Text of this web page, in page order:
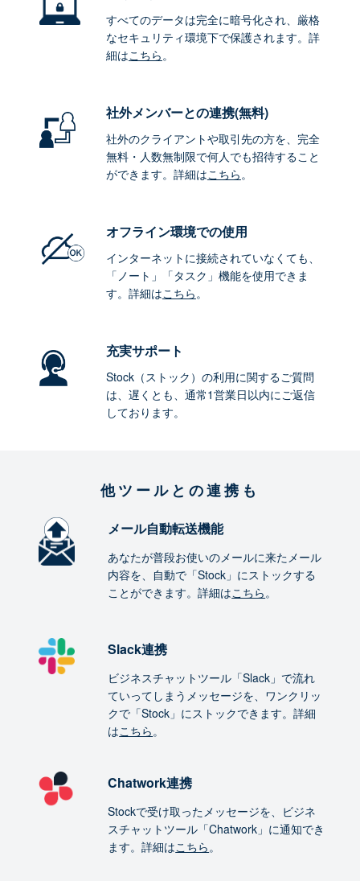
すべてのデータは完全に暗号化され、厳格
なセキュリティ環境下で保護されます。詳
細はこちら。
社外メンバーとの連携(無料)
社外のクライアントや取引先の方を、完全
無料・人数無制限で何人でも招待すること
ができます。詳細はこちら。
オフライン環境での使用
インターネットに接続されていなくても、
「ノート」「タスク」機能を使用できま
す。詳細はこちら。
充実サポート
Stock（ストック）の利用に関するご質問
は、遅くとも、通常1営業日以内にご返信
しております。
他ツールとの連携も
メール自動転送機能
あなたが普段お使いのメールに来たメール
内容を、自動で「Stock」にストックする
ことができます。詳細はこちら。
Slack連携
ビジネスチャットツール「Slack」で流れ
ていってしまうメッセージを、ワンクリッ
クで「Stock」にストックできます。詳細
はこちら。
Chatwork連携
Stockで受け取ったメッセージを、ビジネ
スチャットツール「Chatwork」に通知でき
ます。詳細はこちら。